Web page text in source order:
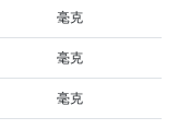
毫克
毫克
毫克